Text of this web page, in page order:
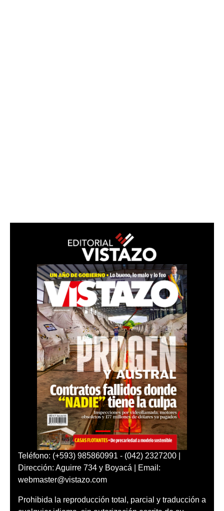
Teléfono: (+593) 985860991 - (042) 2327200 |
Dirección: Aguirre 734 y Boyacá | Email:
webmaster@vistazo.com
Prohibida la reproducción total, parcial y traducción a